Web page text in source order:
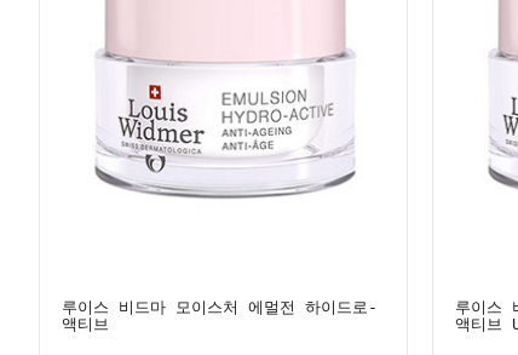
루이스 비드마 모이스처 에멀전 하이드로-
액티브
루이스
액티브